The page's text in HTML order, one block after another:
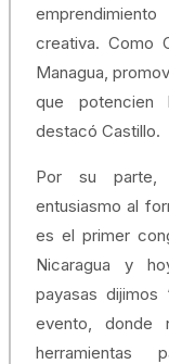
creativa. Como
Managua,
que potencien
destacó Castillo.
Por su parte,
entusiasmo al
es el primer
Nicaragua y
payasas dijimos
evento, donde
herramientas